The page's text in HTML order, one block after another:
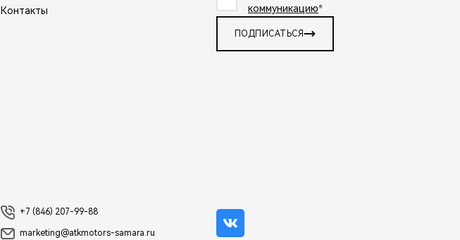
Контакты
коммуникацию*
ПОДПИСАТЬСЯ
+7 (846) 207-99-88
marketing@atkmotors-samara.ru